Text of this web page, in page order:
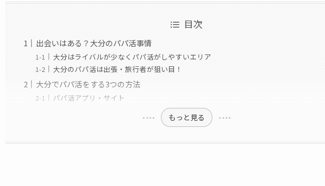
目次
出会いはある？大分のパパ活事情
大分はライバルが少なくパパ活がしやすいエリア
大分のパパ活は出張・旅行者が狙い目！
大分でパパ活をする3つの方法
パパ活アプリ・サイト
もっと見る